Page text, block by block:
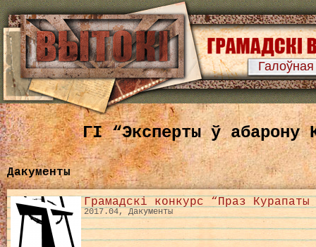
Галоўная
ГІ “Эксперты ў абарону
Дакументы
Грамадскі конкурс “Праз Курапаты
2017.04, Дакументы